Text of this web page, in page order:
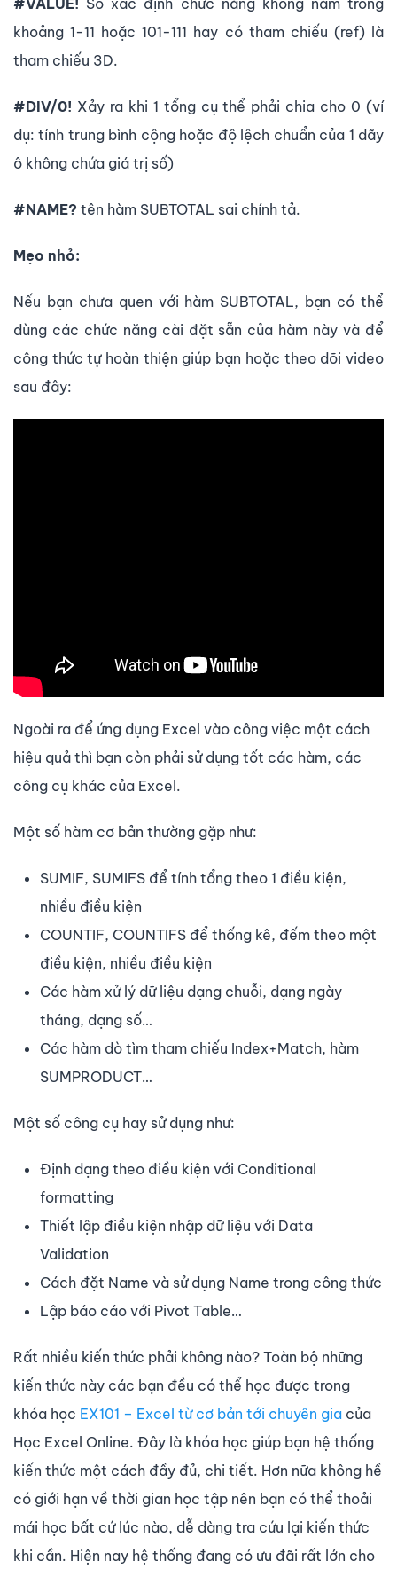
khoảng 1-11 hoặc 101-111 hay có tham chiếu (ref) là
tham chiếu 3D.
#DIV/0! Xảy ra khi 1 tổng cụ thể phải chia cho 0 (ví
dụ: tính trung bình cộng hoặc độ lệch chuẩn của 1 dãy
ô không chứa giá trị số)
#NAME? tên hàm SUBTOTAL sai chính tả.
Mẹo nhỏ:
Nếu bạn chưa quen với hàm SUBTOTAL, bạn có thể
dùng các chức năng cài đặt sẵn của hàm này và để
công thức tự hoàn thiện giúp bạn hoặc theo dõi video
sau đây:
Ngoài ra để ứng dụng Excel vào công việc một cách
hiệu quả thì bạn còn phải sử dụng tốt các hàm, các
công cụ khác của Excel.
Một số hàm cơ bản thường gặp như:
SUMIF, SUMIFS để tính tổng theo 1 điều kiện,
nhiều điều kiện
COUNTIF, COUNTIFS để thống kê, đếm theo một
điều kiện, nhiều điều kiện
Các hàm xử lý dữ liệu dạng chuỗi, dạng ngày
tháng, dạng số…
Các hàm dò tìm tham chiếu Index+Match, hàm
SUMPRODUCT…
Một số công cụ hay sử dụng như:
Định dạng theo điều kiện với Conditional
formatting
Thiết lập điều kiện nhập dữ liệu với Data
Validation
Cách đặt Name và sử dụng Name trong công thức
Lập báo cáo với Pivot Table…
Rất nhiều kiến thức phải không nào? Toàn bộ những
kiến thức này các bạn đều có thể học được trong
khóa học EX101 – Excel từ cơ bản tới chuyên gia của
Học Excel Online. Đây là khóa học giúp bạn hệ thống
kiến thức một cách đầy đủ, chi tiết. Hơn nữa không hề
có giới hạn về thời gian học tập nên bạn có thể thoải
mái học bất cứ lúc nào, dễ dàng tra cứu lại kiến thức
khi cần. Hiện nay hệ thống đang có ưu đãi rất lớn cho